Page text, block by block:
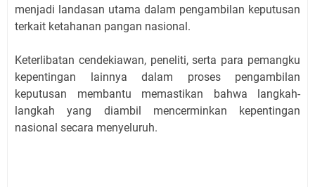
menjadi landasan utama dalam pengambilan keputusan
terkait ketahanan pangan nasional.
Keterlibatan cendekiawan, peneliti, serta para pemangku
kepentingan lainnya dalam proses pengambilan
keputusan membantu memastikan bahwa langkah-
langkah yang diambil mencerminkan kepentingan
nasional secara menyeluruh.